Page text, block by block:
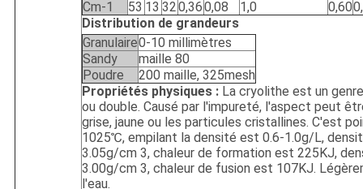
Cm-1 53 13 320,360,08 1,0 0,60
Distribution de grandeurs
Granulaire0-10 millimètres
Sandy
maille 80
Poudre
200 maille, 325mesh
Propriétés physiques :La cryolithe est un
ou double. Causé par l'impureté, l'aspect peut
grise, jaune ou les particules cristallines. C'est
1025℃, empilant la densité est 0.6-1.0g/L,
3.05g/cm 3, chaleur de formation est 225KJ,
3.00g/cm 3, chaleur de fusion est 107KJ.
l'eau.